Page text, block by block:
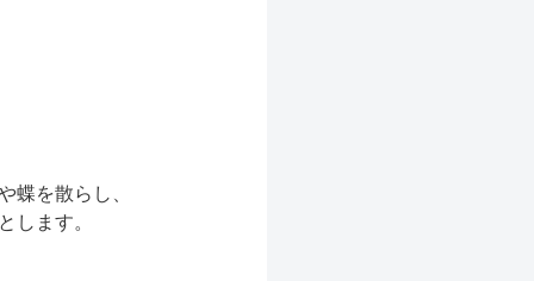
蝶を散らし、
します。